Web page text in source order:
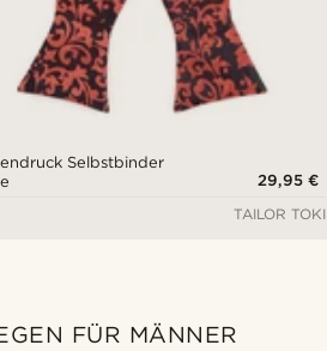
Selbstbinder
29,95 €
TAILOR TOKI
FÜR MÄNNER